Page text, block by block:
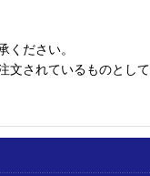
ださい。
されているものとして